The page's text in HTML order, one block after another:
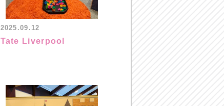
2025.09.12
Tate Liverpool